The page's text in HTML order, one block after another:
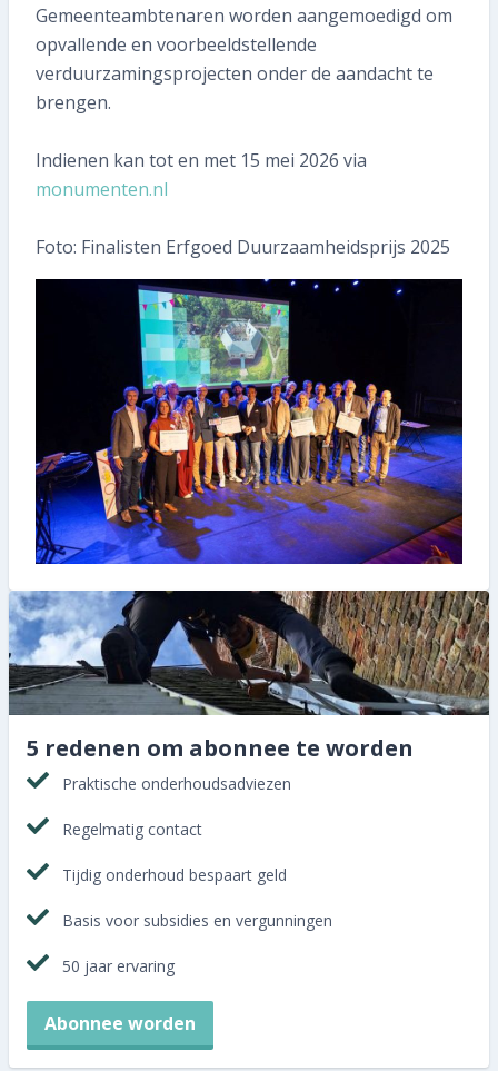
Gemeenteambtenaren worden aangemoedigd om
opvallende en voorbeeldstellende
verduurzamingsprojecten onder de aandacht te
brengen.
Indienen kan tot en met 15 mei 2026 via
monumenten.nl
Foto: Finalisten Erfgoed Duurzaamheidsprijs 2025
5 redenen om abonnee te worden
Praktische onderhoudsadviezen
Regelmatig contact
Tijdig onderhoud bespaart geld
Basis voor subsidies en vergunningen
50 jaar ervaring
Abonnee worden
Aanmelden nieuwsbrief
Abonnee worden